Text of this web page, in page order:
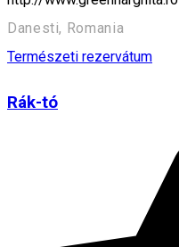
Danesti, Romania
Természeti rezervátum
Rák-tó